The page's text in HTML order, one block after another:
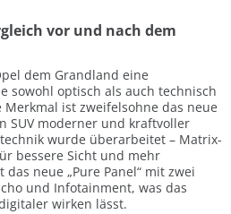
vor und nach dem
dem Grandland eine
sowohl optisch als auch technisch
ist zweifelsohne das neue
SUV moderner und kraftvoller
wurde überarbeitet – Matrix-
bessere Sicht und mehr
neue „Pure Panel“ mit zwei
und Infotainment, was das
wirken lässt.